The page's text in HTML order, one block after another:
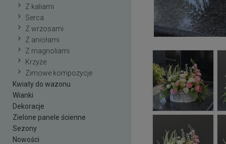
Z kaliami
Serca
Z wrzosami
Z aniołami
Z magnoliami
Krzyże
Zimowe kompozycje
Kwiaty do wazonu
Wianki
Dekoracje
Zielone panele ścienne
Sezony
Nowości